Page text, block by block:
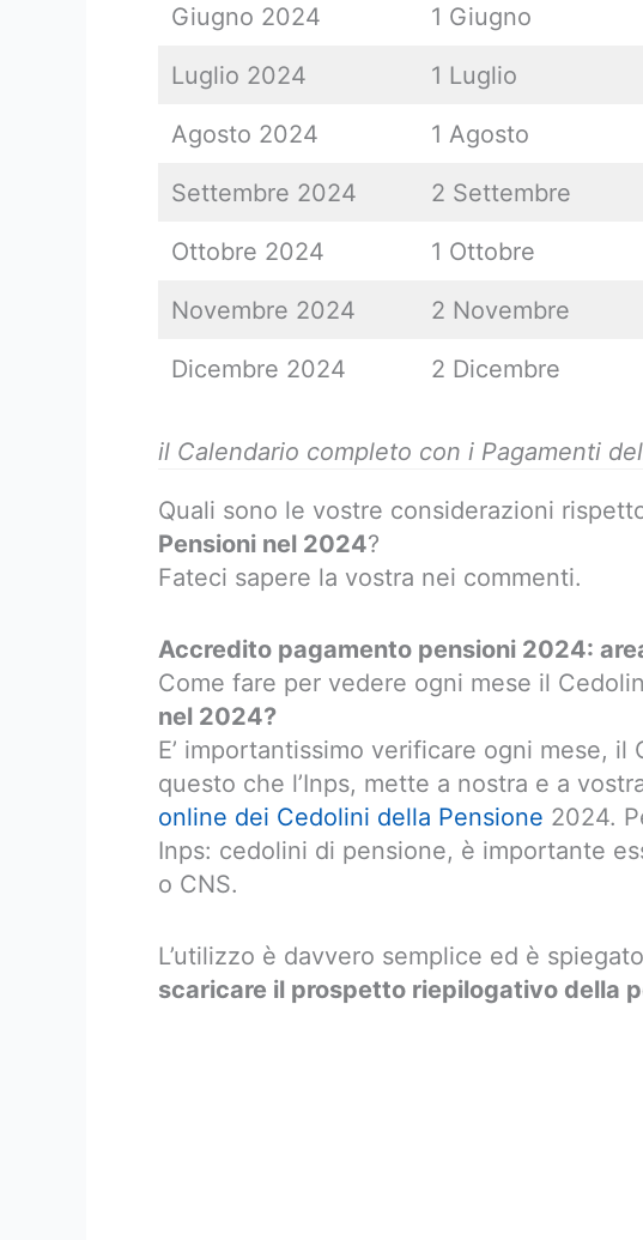
Giugno 2024 1 Giugno
Luglio 2024 1 Luglio
Agosto 2024 1 Agosto
Settembre 2024 2 Settembre
Ottobre 2024 1 Ottobre
Novembre 2024 2 Novembre
Dicembre 2024 2 Dicembre
il Calendario completo con i Pagamenti
Quali sono le vostre considerazioni
Pensioni nel 2024?
Fateci sapere la vostra nei commenti.
Accredito pagamento pensioni 2024:
Come fare per vedere ogni mese il
nel 2024?
E’ importantissimo verificare ogni mese,
questo che l’Inps, mette a nostra e a
online dei Cedolini della Pensione 2024.
Inps: cedolini di pensione, è importante
o CNS.
L’utilizzo è davvero semplice ed è
scaricare il prospetto riepilogativo della